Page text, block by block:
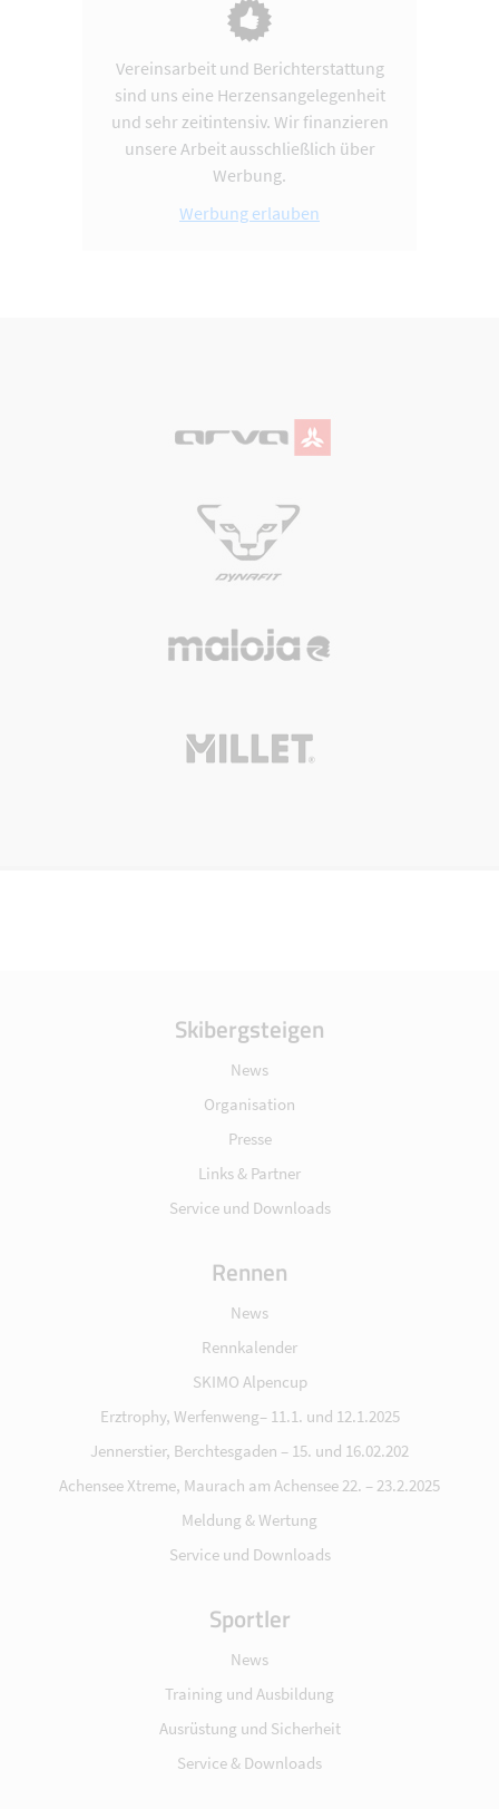
Vereinsarbeit und Berichterstattung
sind uns eine Herzensangelegenheit
und sehr zeitintensiv. Wir finanzieren
unsere Arbeit ausschließlich über
Werbung.
Werbung erlauben
Skibergsteigen
News
Organisation
Presse
Links & Partner
Service und Downloads
Rennen
News
Rennkalender
SKIMO Alpencup
Erztrophy, Werfenweng– 11.1. und 12.1.2025
Jennerstier, Berchtesgaden – 15. und 16.02.202
Achensee Xtreme, Maurach am Achensee 22. – 23.2.2025
Meldung & Wertung
Service und Downloads
Sportler
News
Training und Ausbildung
Ausrüstung und Sicherheit
Service & Downloads